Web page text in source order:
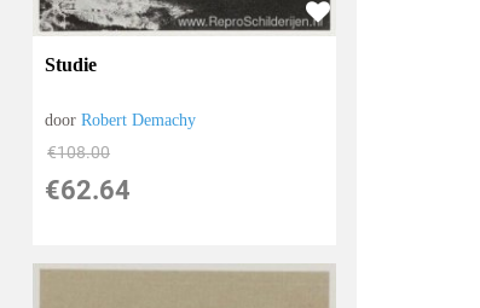
Studie
doorRobert Demachy
€108.00
€62.64